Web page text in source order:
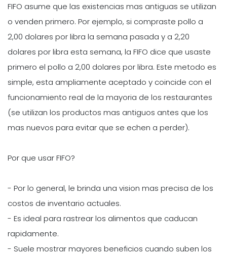
FIFO asume que las existencias mas antiguas se utilizan
o venden primero. Por ejemplo, si compraste pollo a
2,00 dolares por libra la semana pasada y a 2,20
dolares por libra esta semana, la FIFO dice que usaste
primero el pollo a 2,00 dolares por libra. Este metodo es
simple, esta ampliamente aceptado y coincide con el
funcionamiento real de la mayoria de los restaurantes
(se utilizan los productos mas antiguos antes que los
mas nuevos para evitar que se echen a perder).
Por que usar FIFO?
- Por lo general, le brinda una vision mas precisa de los
costos de inventario actuales.
- Es ideal para rastrear los alimentos que caducan
rapidamente.
- Suele mostrar mayores beneficios cuando suben los